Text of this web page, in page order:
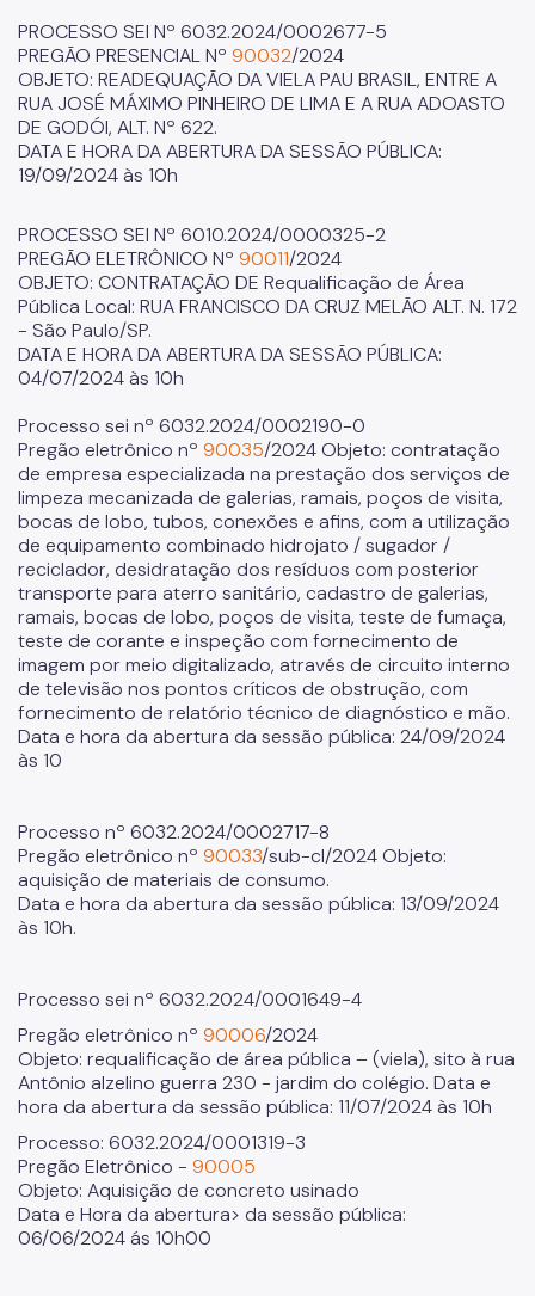
PROCESSO SEI Nº 6032.2024/0002677-5
PREGÃO PRESENCIAL Nº 90032/2024
OBJETO: READEQUAÇÃO DA VIELA PAU BRASIL, ENTRE A
RUA JOSÉ MÁXIMO PINHEIRO DE LIMA E A RUA ADOASTO
DE GODÓI, ALT. Nº 622.
DATA E HORA DA ABERTURA DA SESSÃO PÚBLICA:
19/09/2024 às 10h
PROCESSO SEI Nº 6010.2024/0000325-2
PREGÃO ELETRÔNICO Nº 90011/2024
OBJETO: CONTRATAÇÃO DE Requalificação de Área
Pública Local: RUA FRANCISCO DA CRUZ MELÃO ALT. N. 172
- São Paulo/SP.
DATA E HORA DA ABERTURA DA SESSÃO PÚBLICA:
04/07/2024 às 10h
Processo sei nº 6032.2024/0002190-0
Pregão eletrônico nº 90035/2024 Objeto: contratação
de empresa especializada na prestação dos serviços de
limpeza mecanizada de galerias, ramais, poços de visita,
bocas de lobo, tubos, conexões e afins, com a utilização
de equipamento combinado hidrojato / sugador /
reciclador, desidratação dos resíduos com posterior
transporte para aterro sanitário, cadastro de galerias,
ramais, bocas de lobo, poços de visita, teste de fumaça,
teste de corante e inspeção com fornecimento de
imagem por meio digitalizado, através de circuito interno
de televisão nos pontos críticos de obstrução, com
fornecimento de relatório técnico de diagnóstico e mão.
Data e hora da abertura da sessão pública: 24/09/2024
às 10
Processo nº 6032.2024/0002717-8
Pregão eletrônico nº 90033/sub-cl/2024 Objeto:
aquisição de materiais de consumo.
Data e hora da abertura da sessão pública: 13/09/2024
às 10h.
Processo sei nº 6032.2024/0001649-4
Pregão eletrônico nº 90006/2024
Objeto: requalificação de área pública – (viela), sito à rua
Antônio alzelino guerra 230 - jardim do colégio. Data e
hora da abertura da sessão pública: 11/07/2024 às 10h
Processo: 6032.2024/0001319-3
Pregão Eletrônico - 90005
Objeto: Aquisição de concreto usinado
Data e Hora da abertura> da sessão pública:
06/06/2024 ás 10h00